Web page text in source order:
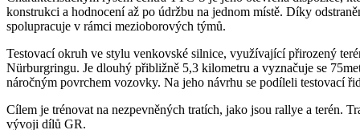
konstrukci a hodnocení až po údržbu na jednom místě. Díky
spolupracuje v rámci mezioborových týmů.
Testovací okruh ve stylu venkovské silnice, využívající přirozený
Nürburgringu. Je dlouhý přibližně 5,3 kilometru a vyznačuje se
náročným povrchem vozovky. Na jeho návrhu se podíleli testovací
Cílem je trénovat na nezpevněných tratích, jako jsou rallye a terén.
vývoji dílů GR.